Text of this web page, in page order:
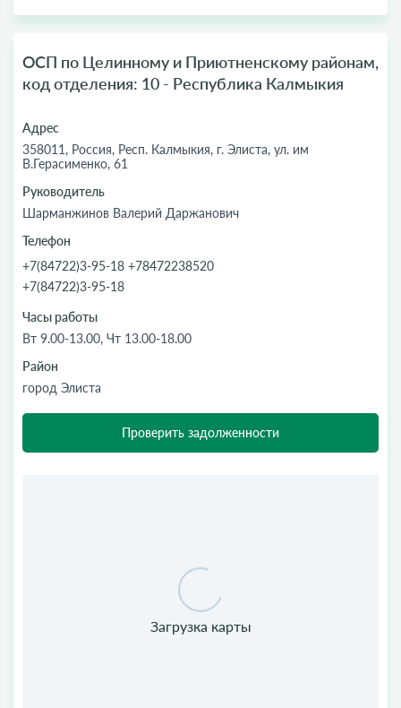
ОСП по Целинному и Приютненскому районам,
код отделения: 10 - Республика Калмыкия
Адрес
358011, Россия, Респ. Калмыкия, г. Элиста, ул. им
В.Герасименко, 61
Руководитель
Шарманжинов Валерий Даржанович
Телефон
+7(84722)3-95-18 +78472238520
+7(84722)3-95-18
Часы работы
Вт 9.00-13.00, Чт 13.00-18.00
Район
город Элиста
Проверить задолженности